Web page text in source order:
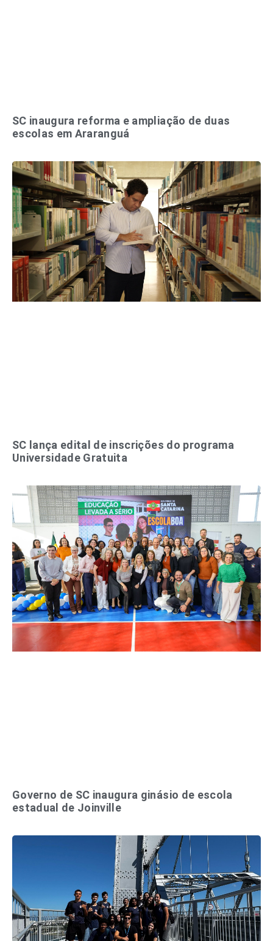
SC inaugura reforma e ampliação de duas
escolas em Araranguá
SC lança edital de inscrições do programa
Universidade Gratuita
Governo de SC inaugura ginásio de escola
estadual de Joinville